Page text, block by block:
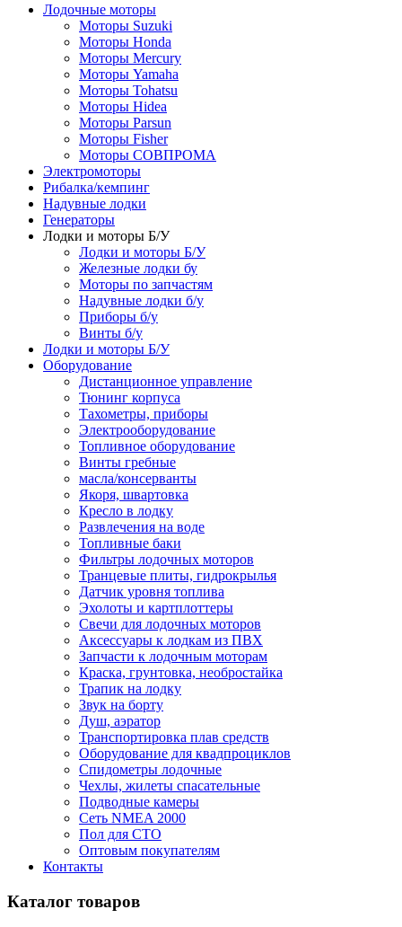
Лодочные моторы
Моторы Suzuki
Моторы Honda
Моторы Mercury
Моторы Yamaha
Моторы Tohatsu
Моторы Hidea
Моторы Parsun
Моторы Fisher
Моторы СОВПРОМА
Электромоторы
Рибалка/кемпинг
Надувные лодки
Генераторы
Лодки и моторы Б/У
Лодки и моторы Б/У
Железные лодки бу
Моторы по запчастям
Надувные лодки б/у
Приборы б/у
Винты б/у
Лодки и моторы Б/У
Оборудование
Дистанционное управление
Тюнинг корпуса
Тахометры, приборы
Электрооборудование
Топливное оборудование
Винты гребные
масла/консерванты
Якоря, швартовка
Кресло в лодку
Развлечения на воде
Топливные баки
Фильтры лодочных моторов
Транцевые плиты, гидрокрылья
Датчик уровня топлива
Эхолоты и картплоттеры
Cвечи для лодочных моторов
Аксессуары к лодкам из ПВХ
Запчасти к лодочным моторам
Краска, грунтовка, необростайка
Трапик на лодку
Звук на борту
Душ, аэратор
Транспортировка плав средств
Оборудование для квадпроциклов
Спидометры лодочные
Чехлы, жилеты спасательные
Подводные камеры
Сеть NMEA 2000
Пол для СТО
Оптовым покупателям
Контакты
Каталог товаров